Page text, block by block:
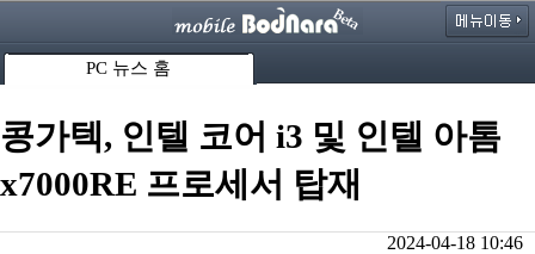
PC 뉴스 홈
콩가텍, 인텔 코어 i3 및 인텔 아톰
x7000RE 프로세서 탑재
2024-04-18 10:46